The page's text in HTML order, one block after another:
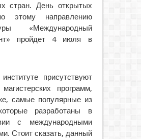
стран. День открытых
этому направлению
«Международный
пройдет 4 июля в
присутствуют
программ,
самые популярные из
разработаны в
с международными
Стоит сказать, данный